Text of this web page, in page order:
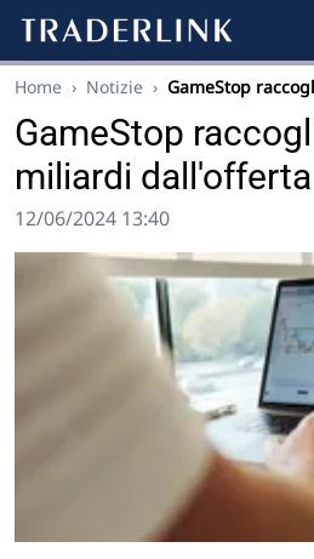
Home › Notizie › GameStop
GameStop
miliardi
12/06/2024 13:40